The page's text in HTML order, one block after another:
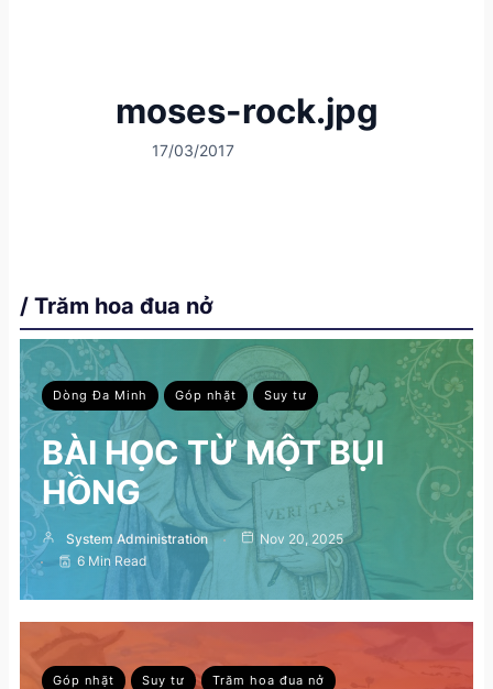
moses-rock.jpg
17/03/2017
/ Trăm hoa đua nở
Dòng Đa Minh Góp nhặt Suy tư
BÀI HỌC TỪ MỘT BỤI
HỒNG
System Administration
Nov 20, 2025
6 Min Read
Góp nhặt Suy tư Trăm hoa đua nở